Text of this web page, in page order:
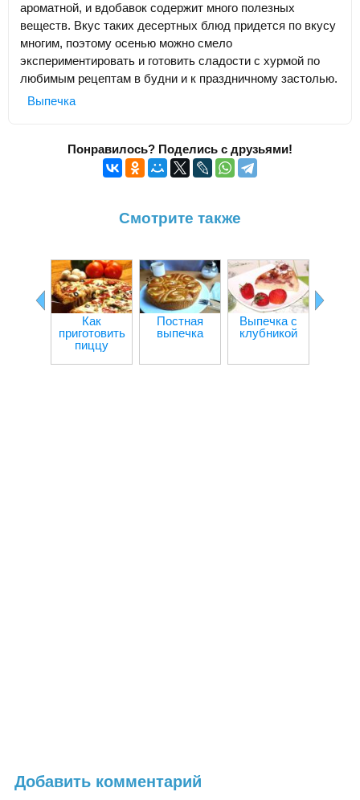
ароматной, и вдобавок содержит много полезных
веществ. Вкус таких десертных блюд придется по вкусу
многим, поэтому осенью можно смело
экспериментировать и готовить сладости с хурмой по
любимым рецептам в будни и к праздничному застолью.
Выпечка
Понравилось? Поделись с друзьями!
Смотрите также
Как
приготовить
пиццу
Постная
выпечка
Выпечка с
клубникой
Добавить комментарий